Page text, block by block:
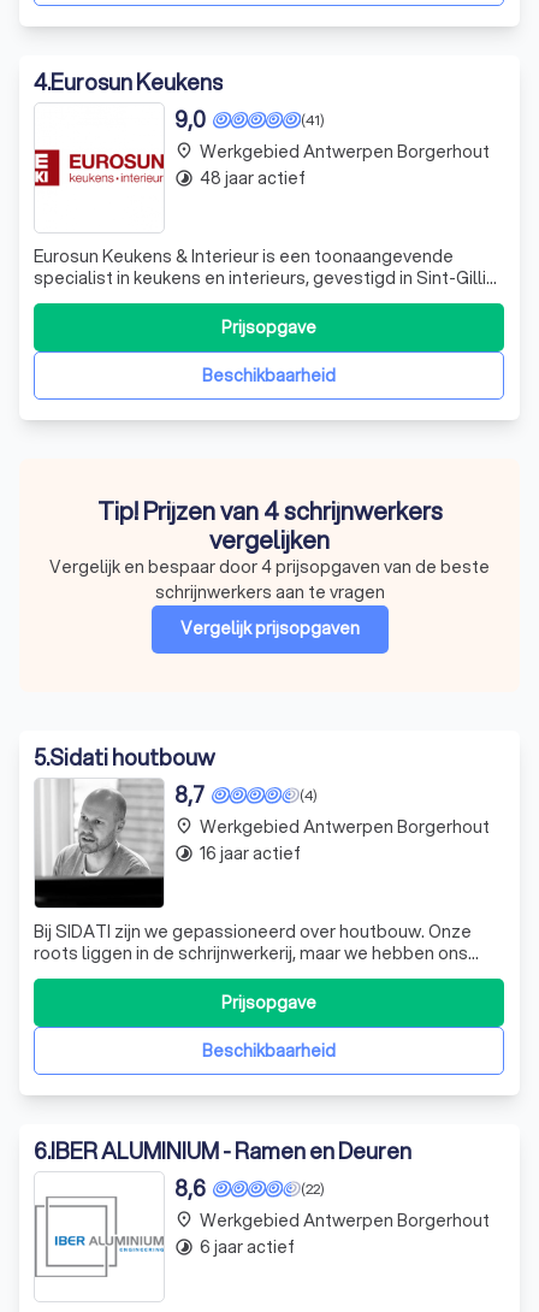
4.Eurosun Keukens
(41)
9,0
Eurosun Keukens & Interieur is een toonaangevende
specialist in keukens en interieurs, gevestigd in Sint-Gillis-
Waas. Met meer dan een eeuw ervaring in de branche, zijn
we trots op onze rijke geschiedenis die teruggaat tot
1903. Onze expertise strekt zich uit van het ontwerpen van
Beschikbaarheid
Prijsopgave
place Werkgebied Antwerpen Borgerhout
timelapse 48 jaar actief
Tip! Prijzen van 4 schrijnwerkers
vergelijken
Vergelijk en bespaar door 4 prijsopgaven van de beste
schrijnwerkers aan te vragen
Vergelijk prijsopgaven
5.Sidati houtbouw
(4)
8,7
Bij SIDATI zijn we gepassioneerd over houtbouw. Onze
roots liggen in de schrijnwerkerij, maar we hebben ons
gespecialiseerd in houtstructuur, dakbedekking en
inblaasisolatie. We zijn een team van enthousiaste
professionals die streven naar structuur, rust en harmonie
in alles wat we doen. Dit vertaa
Beschikbaarheid
Prijsopgave
place Werkgebied Antwerpen Borgerhout
timelapse 16 jaar actief
6.IBER ALUMINIUM - Ramen en Deuren
(22)
8,6
place Werkgebied Antwerpen Borgerhout
timelapse 6 jaar actief